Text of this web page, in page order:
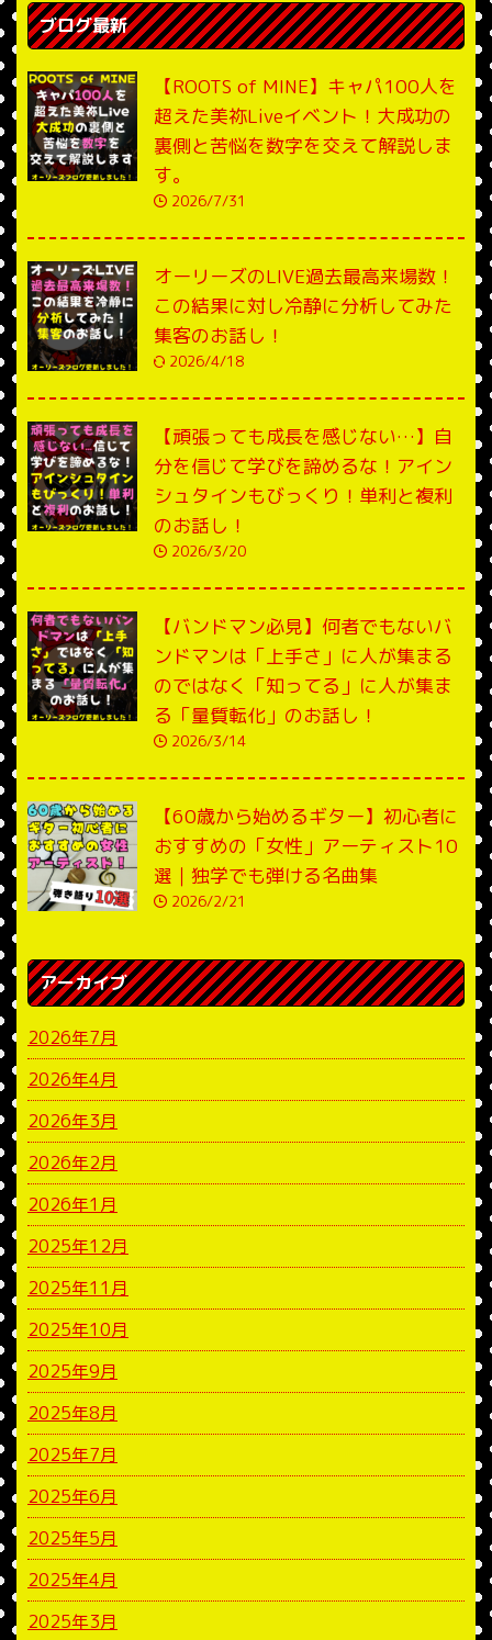
ブログ最新
【ROOTS of MINE】キャパ100人を
超えた美祢Liveイベント！大成功の
裏側と苦悩を数字を交えて解説しま
す。
2026/7/31
オーリーズのLIVE過去最高来場数！
この結果に対し冷静に分析してみた
集客のお話し！
2026/4/18
【頑張っても成長を感じない…】自
分を信じて学びを諦めるな！アイン
シュタインもびっくり！単利と複利
のお話し！
2026/3/20
【バンドマン必見】何者でもないバ
ンドマンは「上手さ」に人が集まる
のではなく「知ってる」に人が集ま
る「量質転化」のお話し！
2026/3/14
【60歳から始めるギター】初心者に
おすすめの「女性」アーティスト10
選｜独学でも弾ける名曲集
2026/2/21
アーカイブ
2026年7月
2026年4月
2026年3月
2026年2月
2026年1月
2025年12月
2025年11月
2025年10月
2025年9月
2025年8月
2025年7月
2025年6月
2025年5月
2025年4月
2025年3月